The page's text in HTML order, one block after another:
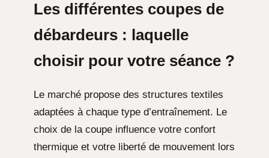
Les différentes coupes de
débardeurs : laquelle
choisir pour votre séance ?
Le marché propose des structures textiles
adaptées à chaque type d’entraînement. Le
choix de la coupe influence votre confort
thermique et votre liberté de mouvement lors